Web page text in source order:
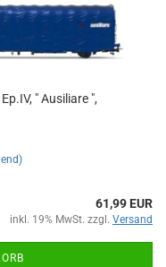
" Ausiliare ",
61,99 EUR
inkl. 19% MwSt. zzgl. Versand